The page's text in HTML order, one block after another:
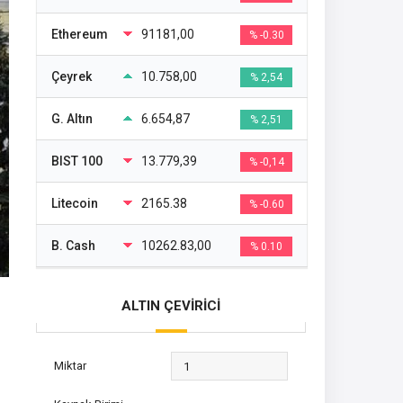
Ethereum 91181,00 % -0.30
Çeyrek 10.758,00 % 2,54
G. Altın 6.654,87 % 2,51
BIST 100 13.779,39 % -0,14
Litecoin 2165.38 % -0.60
B. Cash 10262.83,00 % 0.10
ALTIN ÇEVİRİCİ
Miktar